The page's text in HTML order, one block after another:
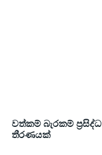
වත්කම් බැරකම්
තීරණයක්